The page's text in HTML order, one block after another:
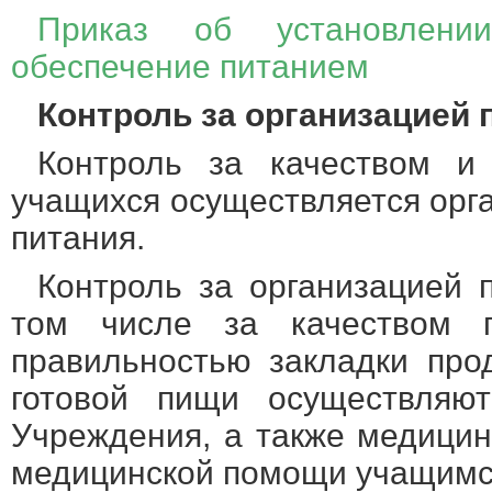
Приказ об
обеспечение питанием
Контроль за
Контроль за качеством и
учащихся осуществляется
питания.
Контроль за
том числе за качеством
правильностью закладки
готовой пищи
Учреждения, а также
медицинской помощи